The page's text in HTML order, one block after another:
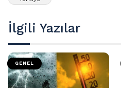
İlgili Yazılar
GENEL